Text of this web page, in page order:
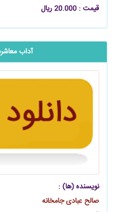
قیمت : 20.000 ریال
آداب
نویسنده (ها) :
صالح عبادی جامخانه